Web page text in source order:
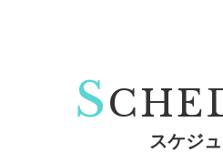
S
スケジ